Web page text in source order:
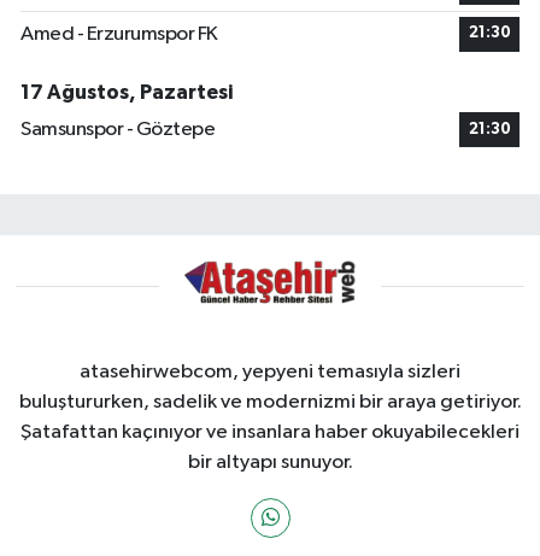
Amed - Erzurumspor FK 21:30
17 Ağustos, Pazartesi
Samsunspor - Göztepe
21:30
atasehirwebcom, yepyeni temasıyla sizleri
buluştururken, sadelik ve modernizmi bir araya getiriyor.
Şatafattan kaçınıyor ve insanlara haber okuyabilecekleri
bir altyapı sunuyor.